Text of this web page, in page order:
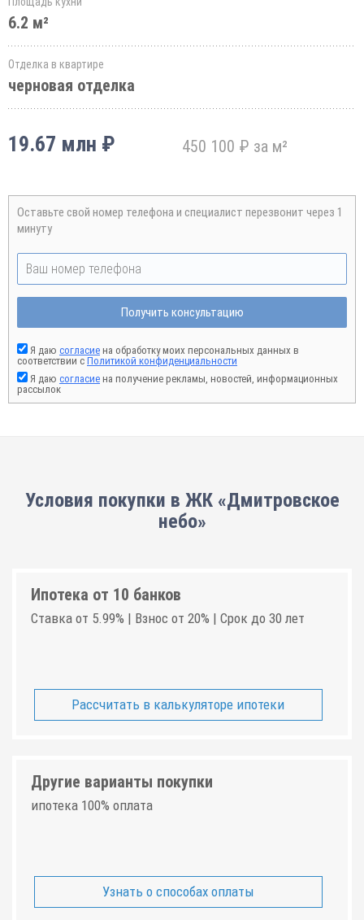
6.2 м²
Отделка в квартире
черновая отделка
19.67 млн ₽ 450 100 ₽ за м²
Оставьте свой номер телефона и специалист перезвонит через 1
минуту
Получить консультацию
Я даю согласие на обработку моих персональных данных в
соответствии с Политикой конфиденциальности
Я даю согласие на получение рекламы, новостей, информационных
рассылок
Условия покупки в ЖК «Дмитровское
небо»
Ипотека от 10 банков
Ставка от 5.99% | Взнос от 20% | Срок до 30 лет
Рассчитать в калькуляторе ипотеки
Другие варианты покупки
ипотека 100% оплата
Узнать о способах оплаты